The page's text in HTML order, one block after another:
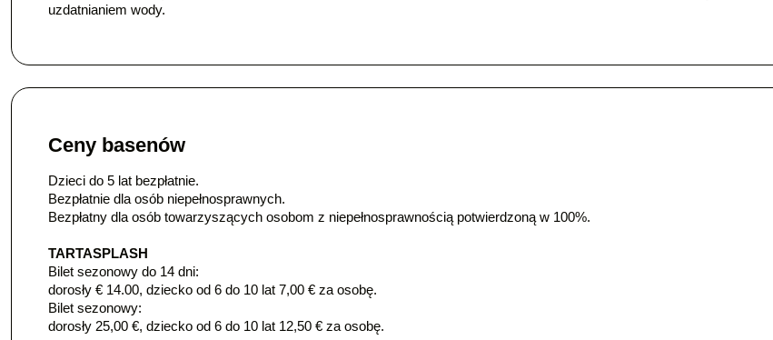
uzdatnianiem wody.
Ceny basenów
Dzieci do 5 lat bezpłatnie.
Bezpłatnie dla osób niepełnosprawnych.
Bezpłatny dla osób towarzyszących osobom z niepełnosprawnością potwierdzoną w 100%.
TARTASPLASH
Bilet sezonowy do 14 dni:
dorosły € 14.00, dziecko od 6 do 10 lat 7,00 € za osobę.
Bilet sezonowy:
dorosły 25,00 €, dziecko od 6 do 10 lat 12,50 € za osobę.